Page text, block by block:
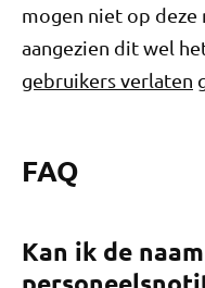
mogen niet op deze
aangezien dit wel
gebruikers verlaten
FAQ
Kan ik de